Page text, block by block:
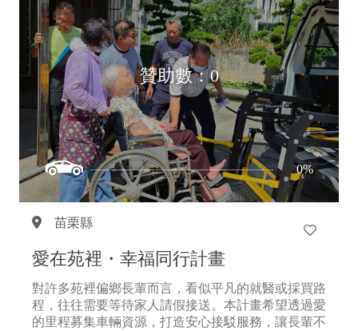
贊助數：0
0%
苗栗縣
愛在苑裡・幸福同行計畫
對許多苑裡偏鄉長輩而言，看似平凡的就醫或採買路
程，往往需要等待家人請假接送。本計畫希望透過愛
的里程募集車輛資源，打造安心接駁服務，讓長輩不